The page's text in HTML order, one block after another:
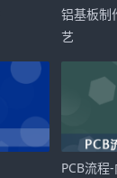
铝基板制
艺
​PCB流程